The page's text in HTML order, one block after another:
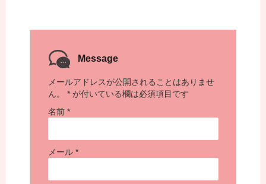
Message
メールアドレスが公開されることはありませ
ん。
* が付いている欄は必須項目です
名前 *
メール *